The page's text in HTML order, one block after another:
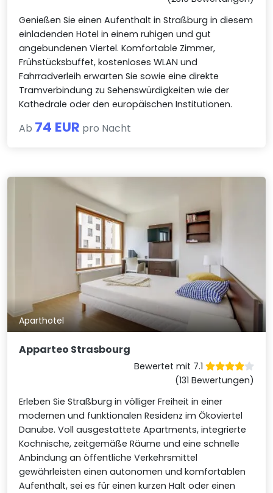
Genießen Sie einen Aufenthalt in Straßburg in diesem
einladenden Hotel in einem ruhigen und gut
angebundenen Viertel. Komfortable Zimmer,
Frühstücksbuffet, kostenloses WLAN und
Fahrradverleih erwarten Sie sowie eine direkte
Tramverbindung zu Sehenswürdigkeiten wie der
Kathedrale oder den europäischen Institutionen.
Ab 74 EUR pro Nacht
Aparthotel
Apparteo Strasbourg
Bewertet mit 7.1
(131 Bewertungen)
Erleben Sie Straßburg in völliger Freiheit in einer
modernen und funktionalen Residenz im Ökoviertel
Danube. Voll ausgestattete Apartments, integrierte
Kochnische, zeitgemäße Räume und eine schnelle
Anbindung an öffentliche Verkehrsmittel
gewährleisten einen autonomen und komfortablen
Aufenthalt, sei es für einen kurzen Halt oder einen